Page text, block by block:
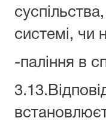
системі, чи
-паління в